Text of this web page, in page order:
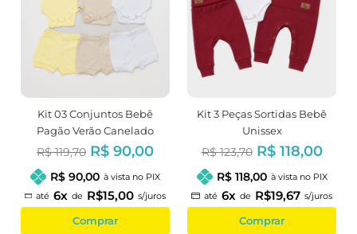
Kit 03 Conjuntos Bebê
Pagão Verão Canelado
Neutro
R$ 119,70 R$ 90,00
R$ 90,00 à vista no PIX
até 6x de R$15,00 s/juros
Comprar
Kit 3 Peças Sortidas Bebê
Unissex
R$ 123,70 R$ 118,00
R$ 118,00 à vista no PIX
até 6x de R$19,67 s/juros
Comprar